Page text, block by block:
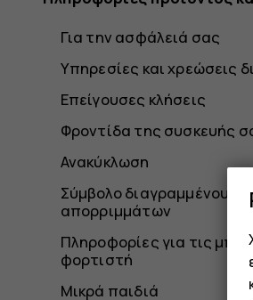
Για την ασφάλειά σας
Υπηρεσίες και χρεώσεις
Επείγουσες κλήσεις
Φροντίδα της συσκευής
Ανακύκλωση
Σύμβολο διαγραμμένου
απορριμμάτων
Πληροφορίες για τις
φορτιστή
Μικρά παιδιά